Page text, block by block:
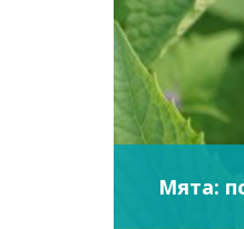
Мята: